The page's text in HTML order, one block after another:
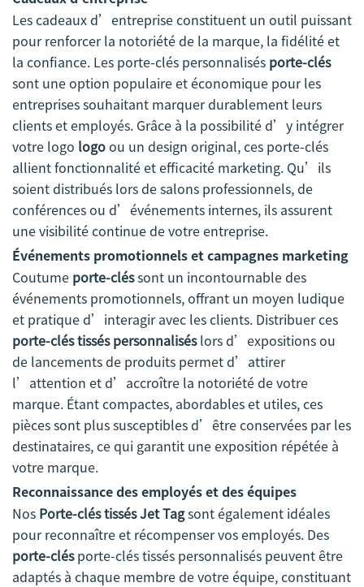
Les cadeaux d’entreprise constituent un outil puissant
pour renforcer la notoriété de la marque, la fidélité et
la confiance. Les porte-clés personnalisés porte-clés
sont une option populaire et économique pour les
entreprises souhaitant marquer durablement leurs
clients et employés. Grâce à la possibilité d’y intégrer
votre logo logoou un design original, ces porte-clés
allient fonctionnalité et efficacité marketing. Qu’ils
soient distribués lors de salons professionnels, de
conférences ou d’événements internes, ils assurent
une visibilité continue de votre entreprise.
Événements promotionnels et campagnes marketing
Coutume porte-cléssont un incontournable des
événements promotionnels, offrant un moyen ludique
et pratique d’interagir avec les clients. Distribuer ces
porte-clés tissés personnaliséslors d’expositions ou
de lancements de produits permet d’attirer
l’attention et d’accroître la notoriété de votre
marque. Étant compactes, abordables et utiles, ces
pièces sont plus susceptibles d’être conservées par les
destinataires, ce qui garantit une exposition répétée à
votre marque.
Reconnaissance des employés et des équipes
Nos Porte-clés tissés Jet Tagsont également idéales
pour reconnaître et récompenser vos employés. Des
porte-clésporte-clés tissés personnalisés peuvent être
adaptés à chaque membre de votre équipe, constituant